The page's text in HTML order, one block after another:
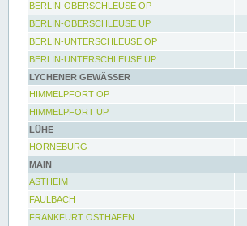
BERLIN-OBERSCHLEUSE OP
BERLIN-OBERSCHLEUSE UP
BERLIN-UNTERSCHLEUSE OP
BERLIN-UNTERSCHLEUSE UP
LYCHENER GEWÄSSER
HIMMELPFORT OP
HIMMELPFORT UP
LÜHE
HORNEBURG
MAIN
ASTHEIM
FAULBACH
FRANKFURT OSTHAFEN